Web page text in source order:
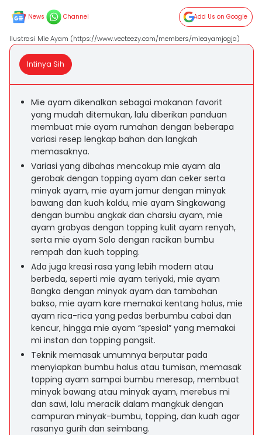
News Channel Add Us on Google
Ilustrasi Mie Ayam (https://www.vecteezy.com/members/mieayamjogja)
Intinya Sih
Mie ayam dikenalkan sebagai makanan favorit
yang mudah ditemukan, lalu diberikan panduan
membuat mie ayam rumahan dengan beberapa
variasi resep lengkap bahan dan langkah
memasaknya.
Variasi yang dibahas mencakup mie ayam ala
gerobak dengan topping ayam dan ceker serta
minyak ayam, mie ayam jamur dengan minyak
bawang dan kuah kaldu, mie ayam Singkawang
dengan bumbu angkak dan charsiu ayam, mie
ayam grabyas dengan topping kulit ayam renyah,
serta mie ayam Solo dengan racikan bumbu
rempah dan kuah topping.
Ada juga kreasi rasa yang lebih modern atau
berbeda, seperti mie ayam teriyaki, mie ayam
Bangka dengan minyak ayam dan tambahan
bakso, mie ayam kare memakai kentang halus, mie
ayam rica-rica yang pedas berbumbu cabai dan
kencur, hingga mie ayam “spesial” yang memakai
mi instan dan topping pangsit.
Teknik memasak umumnya berputar pada
menyiapkan bumbu halus atau tumisan, memasak
topping ayam sampai bumbu meresap, membuat
minyak bawang atau minyak ayam, merebus mi
dan sawi, lalu meracik dalam mangkuk dengan
campuran minyak-bumbu, topping, dan kuah agar
rasanya gurih dan seimbang.